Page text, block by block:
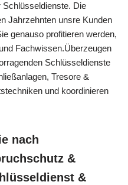
Die
Jahrzehnten unsre Kunden
genauso profitieren werden,
Fachwissen.Überzeugen
Schlüsseldienste
Tresore &
und koordinieren
nach
&
&